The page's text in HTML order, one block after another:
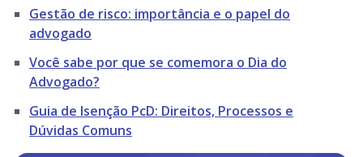
Gestão de risco: importância e o papel do
advogado
Você sabe por que se comemora o Dia do
Advogado?
Guia de Isenção PcD: Direitos, Processos e
Dúvidas Comuns